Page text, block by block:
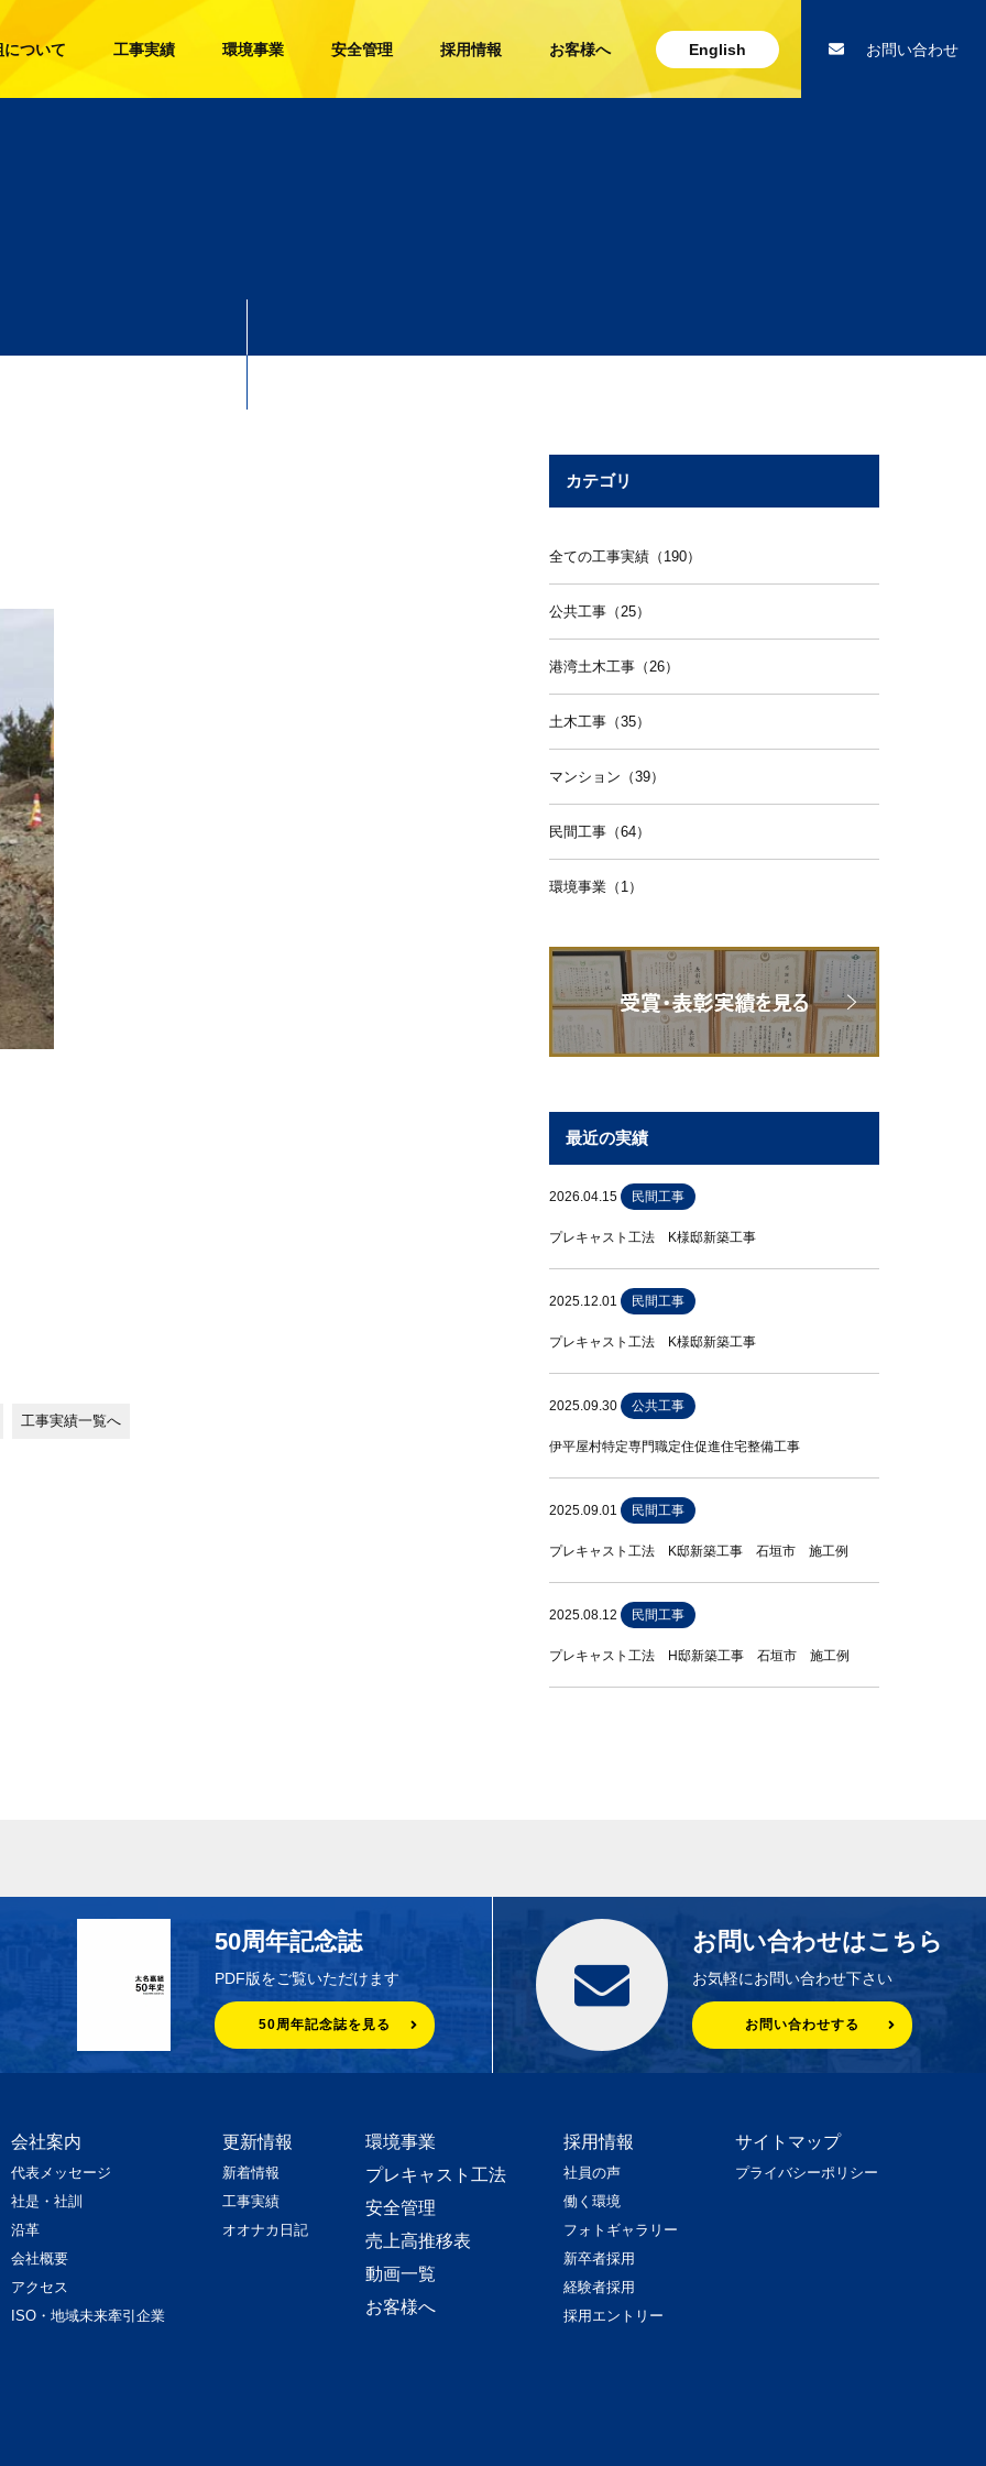
ついて 工事実績 環境事業 安全管理 採用情報 お客様へ English お問い合わせ
工事実績一覧へ
カテゴリ
全ての工事実績（190）
公共工事（25）
港湾土木工事（26）
土木工事（35）
マンション（39）
民間工事（64）
環境事業（1）
最近の実績
2026.04.15 民間工事
プレキャスト工法 K様邸新築工事
2025.12.01 民間工事
プレキャスト工法 K様邸新築工事
2025.09.30 公共工事
伊平屋村特定専門職定住促進住宅整備工事
2025.09.01 民間工事
プレキャスト工法 K邸新築工事 石垣市 施工例
2025.08.12 民間工事
プレキャスト工法 H邸新築工事 石垣市 施工例
50周年記念誌
PDF版をご覧いただけます
50周年記念誌を見る
お問い合わせはこちら
お気軽にお問い合わせ下さい
お問い合わせする
会社案内
代表メッセージ
社是・社訓
沿革
会社概要
アクセス
ISO・地域未来牽引企業
更新情報
新着情報
工事実績
オオナカ日記
環境事業
プレキャスト工法
安全管理
売上高推移表
動画一覧
お客様へ
採用情報
社員の声
働く環境
フォトギャラリー
新卒者採用
経験者採用
採用エントリー
サイトマップ
プライバシーポリシー